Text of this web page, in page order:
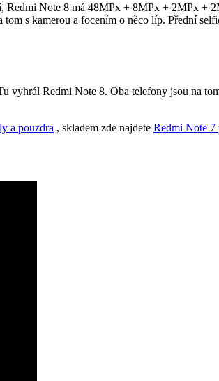
Note 8 má 48MPx + 8MPx + 2MPx +
s kamerou a focením o něco líp. Přední
Redmi Note 8. Oba telefony jsou na
a pouzdra , skladem zde najdete Redmi Note 7